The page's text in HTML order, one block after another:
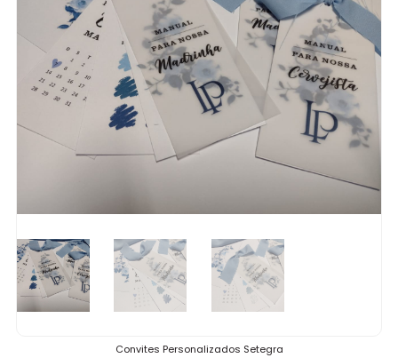
Convites Personalizados Setegra